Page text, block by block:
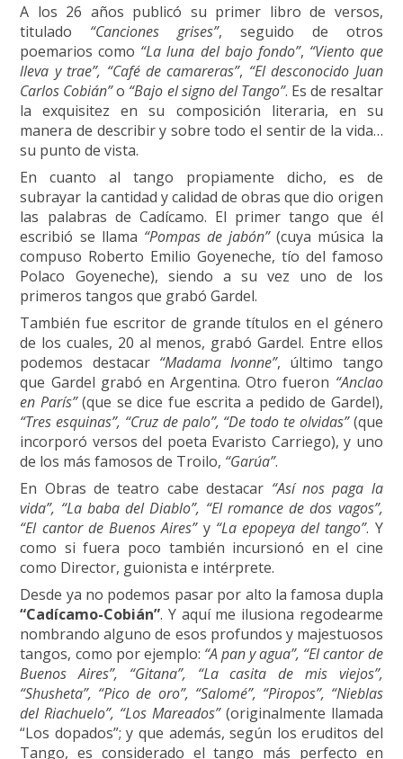
A los 26 años publicó su primer libro de versos,
titulado “Canciones grises”, seguido de otros
poemarios como “La luna del bajo fondo”, “Viento que
lleva y trae”, “Café de camareras”, “El desconocido Juan
Carlos Cobián”o “Bajo el signo del Tango”. Es de resaltar
la exquisitez en su composición literaria, en su
manera de describir y sobre todo el sentir de la vida…
su punto de vista.
En cuanto al tango propiamente dicho, es de
subrayar la cantidad y calidad de obras que dio origen
las palabras de Cadícamo. El primer tango que él
escribió se llama “Pompas de jabón”(cuya música la
compuso Roberto Emilio Goyeneche, tío del famoso
Polaco Goyeneche), siendo a su vez uno de los
primeros tangos que grabó Gardel.
También fue escritor de grande títulos en el género
de los cuales, 20 al menos, grabó Gardel. Entre ellos
podemos destacar “Madama Ivonne”, último tango
que Gardel grabó en Argentina. Otro fueron “Anclao
en París”(que se dice fue escrita a pedido de Gardel),
“Tres esquinas”, “Cruz de palo”, “De todo te olvidas”(que
incorporó versos del poeta Evaristo Carriego), y uno
de los más famosos de Troilo, “Garúa”.
En Obras de teatro cabe destacar “Así nos paga la
vida”, “La baba del Diablo”, “El romance de dos vagos”,
“El cantor de Buenos Aires”y“La epopeya del tango”. Y
como si fuera poco también incursionó en el cine
como Director, guionista e intérprete.
Desde ya no podemos pasar por alto la famosa dupla
“Cadícamo-Cobián”. Y aquí me ilusiona regodearme
nombrando alguno de esos profundos y majestuosos
tangos, como por ejemplo: “A pan y agua”, “El cantor de
Buenos Aires”, “Gitana”, “La casita de mis viejos”,
“Shusheta”, “Pico de oro”, “Salomé”, “Piropos”, “Nieblas
del Riachuelo”, “Los Mareados”(originalmente llamada
“Los dopados”; y que además, según los eruditos del
Tango, es considerado el tango más perfecto en